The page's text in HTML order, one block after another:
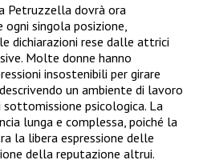
Petruzzella dovrà ora
singola posizione,
dichiarazioni rese dalle attrici
Molte donne hanno
insostenibili per girare
un ambiente di lavoro
psicologica. La
lunga e complessa, poiché la
la libera espressione delle
della reputazione altrui.